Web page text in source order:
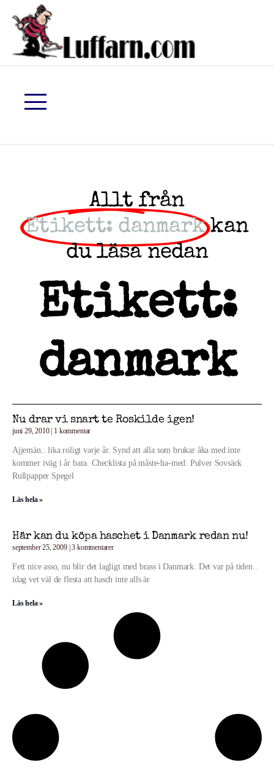
Allt från
Etikett: danmark kan
du läsa nedan
Etikett:
danmark
Nu drar vi snart te Roskilde igen!
juni 29, 2010 1 kommentar
Ajjemän.. lika roligt varje år. Synd att alla som brukar åka med inte
kommer iväg i år bara. Checklista på måste-ha-med: Pulver Sovsäck
Rullpapper Spegel
Läs hela »
Här kan du köpa haschet i Danmark redan nu!
september 25, 2009 3 kommentarer
Fett nice asso, nu blir det lagligt med brass i Danmark. Det var på tiden..
idag vet väl de flesta att hasch inte alls är
Läs hela »